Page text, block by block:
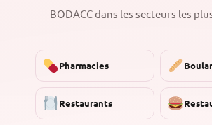
BODACC dans les secteurs les
Pharmacies
Restaurants